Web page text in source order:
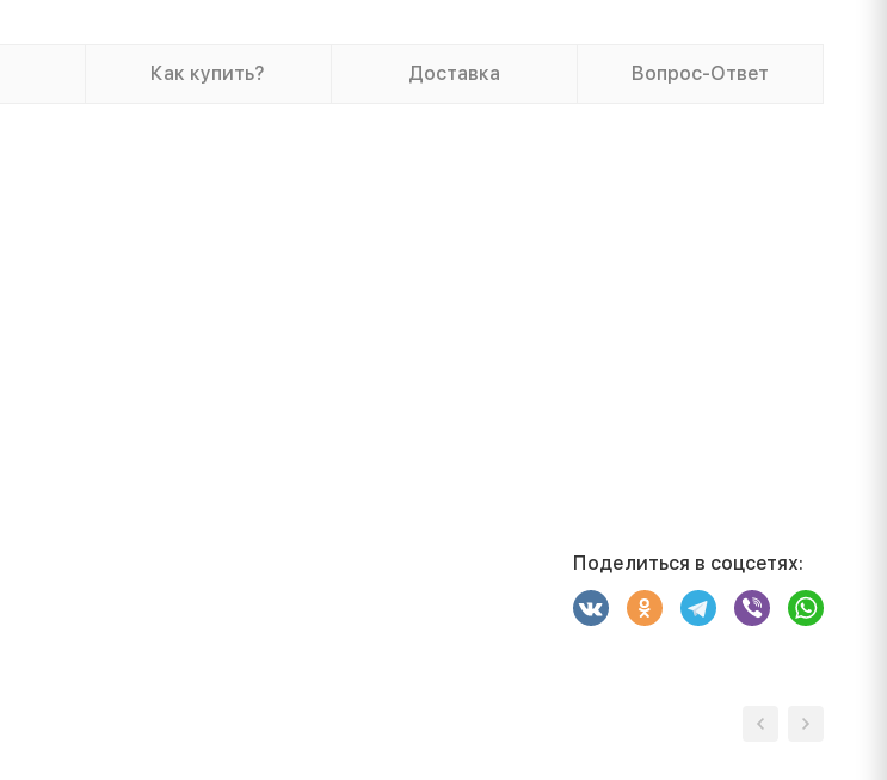
Как купить? Доставка Вопрос-Ответ
Поделиться в соцсетях: